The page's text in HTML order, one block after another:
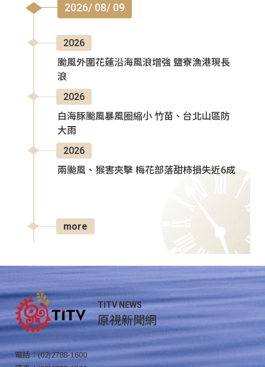
2026/ 08/ 09
2026
颱風外圍花蓮沿海風浪增強 鹽寮漁港現長
浪
2026
白海豚颱風暴風圈縮小 竹苗、台北山區防
大雨
2026
兩颱風、猴害夾擊 梅花部落甜柿損失近6成
more
TITV NEWS
原視新聞網
電話：(02)2788-1600